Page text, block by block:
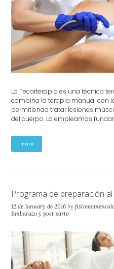
La Tecarterapia es una técnica
combina la terapia manual con
permitiendo tratar lesiones
del cuerpo. La empleamos
more
Programa de preparación
12 de January de 2016 by
Embarazo y post parto